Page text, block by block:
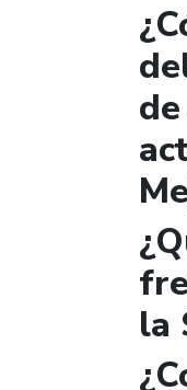
la